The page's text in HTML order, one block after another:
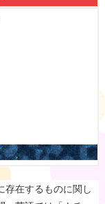
存在するものに関し